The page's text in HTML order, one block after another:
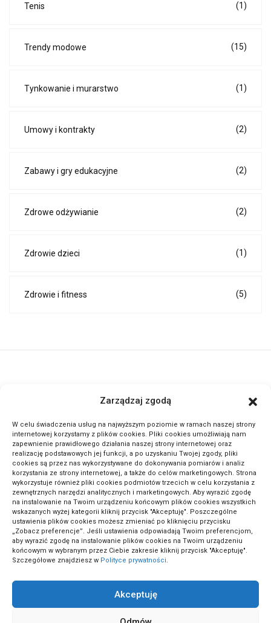
Zarządzaj zgodą
W celu świadczenia usług na najwyższym poziomie w ramach naszej strony
internetowej korzystamy z plików cookies. Pliki cookies umożliwiają nam
zapewnienie prawidłowego działania naszej strony internetowej oraz
realizację podstawowych jej funkcji, a po uzyskaniu Twojej zgody, pliki
cookies są przez nas wykorzystywane do dokonywania pomiarów i analiz
korzystania ze strony internetowej, a także do celów marketingowych. Strona
wykorzystuje również pliki cookies podmiotów trzecich w celu korzystania z
zewnętrznych narzędzi analitycznych i marketingowych. Aby wyrazić zgodę
na instalowanie na Twoim urządzeniu końcowym plików cookies wszystkich
wskazanych wyżej kategorii kliknij przycisk "Akceptuję". Poszczególne
ustawienia plików cookies możesz zmieniać po kliknięciu przycisku
„Zobacz preferencje”. Jeśli ustawienia odpowiadają Twoim preferencjom,
aby wyrazić zgodę na instalowanie plików cookies na Twoim urządzeniu
końcowym w wybranym przez Ciebie zakresie kliknij przycisk "Akceptuję".
Szczegółowe znajdziesz w Polityce prywatności.
Akceptuję
Tenis (1)
Trendy modowe (15)
Tynkowanie i murarstwo (1)
Umowy i kontrakty (2)
Zabawy i gry edukacyjne (2)
Zdrowe odżywianie (2)
Zdrowie dzieci (1)
Zdrowie i fitness (5)
informacji na przeróżne tematy. Dołącz do naszej społeczności,
METODA ODWRÓCONEJ LEKCJI: SEKRET GENIALNYCH
UCZNIÓW!
ActivePortal.pl